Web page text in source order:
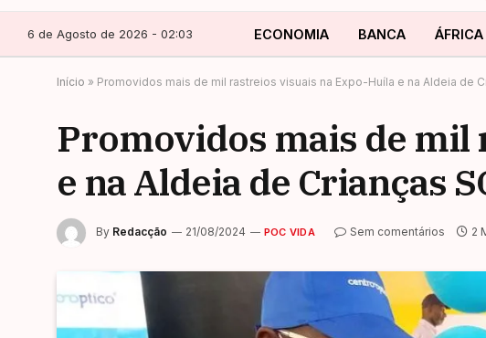
6 de Agosto de 2026 - 02:03 ECONOMIA BANCA ÁFRICA
Início » Promovidos mais de mil rastreios visuais na Expo-Huíla e na Aldeia de
Promovidos mais de
e na Aldeia de Crianças
By Redacção 21/08/2024 POC VIDA Sem comentários 2